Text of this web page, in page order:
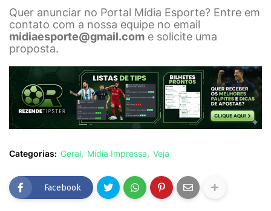
Quer anunciar no Portal Mídia Esporte? Entre em
contato com a nossa equipe no email
midiaesporte@gmail.com e solicite uma
proposta.
Categorias: Geral Mídia Impressa Veja
Facebook